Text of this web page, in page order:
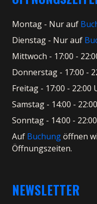
Montag - Nur auf
Dienstag - Nur auf
Mittwoch - 17:00 -
Donnerstag - 17:00 -
Freitag - 17:00 - 22:00
Samstag - 14:00 -
Sonntag - 14:00 -
Auf Buchungöffnen
Öffnungszeiten.
NEWSLETTER